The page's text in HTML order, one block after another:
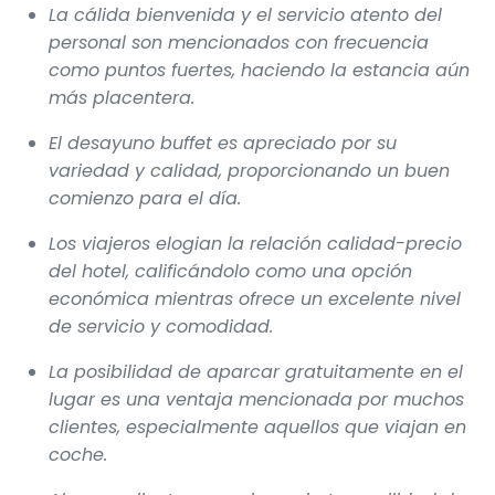
La cálida bienvenida y el servicio atento del
personal son mencionados con frecuencia
como puntos fuertes, haciendo la estancia aún
más placentera.
El desayuno buffet es apreciado por su
variedad y calidad, proporcionando un buen
comienzo para el día.
Los viajeros elogian la relación calidad-precio
del hotel, calificándolo como una opción
económica mientras ofrece un excelente nivel
de servicio y comodidad.
La posibilidad de aparcar gratuitamente en el
lugar es una ventaja mencionada por muchos
clientes, especialmente aquellos que viajan en
coche.